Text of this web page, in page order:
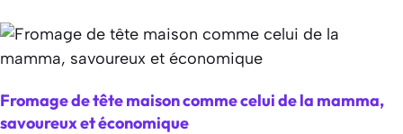
Fromage de tête maison comme celui de la mamma,
savoureux et économique